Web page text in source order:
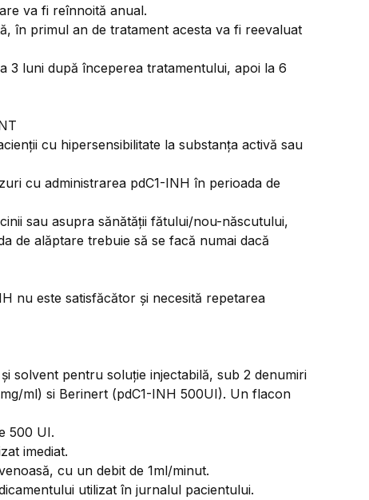
va fi reînnoită anual.
în primul an de tratament acesta va fi reevaluat
3 luni după începerea tratamentului, apoi la 6
cu hipersensibilitate la substanța activă sau
cu administrarea pdC1-INH în perioada de
sau asupra sănătății fătului/nou-născutului,
de alăptare trebuie să se facă numai dacă
nu este satisfăcător și necesită repetarea
solvent pentru soluție injectabilă, sub 2 denumiri
ml) si Berinert (pdC1-INH 500UI). Un flacon
500 UI.
imediat.
cu un debit de 1ml/minut.
utilizat în jurnalul pacientului.